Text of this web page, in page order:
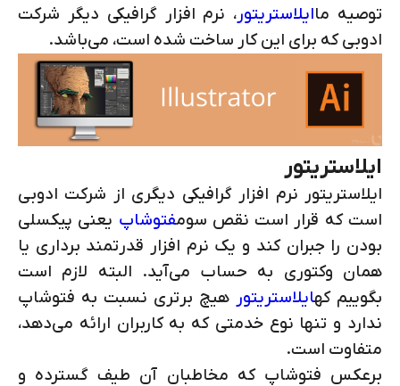
توصیه ماایلاستریتور، نرم افزار گرافیکی دیگر شرکت
ادوبی که برای این کار ساخت شده است، می‌باشد.
ایلاستریتور
ایلاستریتور نرم افزار گرافیکی دیگری از شرکت ادوبی
است که قرار است نقص سومفتوشاپ یعنی پیکسلی
بودن را جبران کند و یک نرم افزار قدرتمند برداری یا
همان وکتوری به حساب می‌آید. البته لازم است
بگوییم کهایلاستریتور هیچ برتری نسبت به فتوشاپ
ندارد و تنها نوع خدمتی که به کاربران ارائه می‌دهد،
متفاوت است.
برعکس فتوشاپ که مخاطبان آن طیف گسترده و